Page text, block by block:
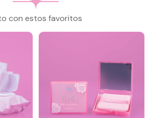
con estos favoritos